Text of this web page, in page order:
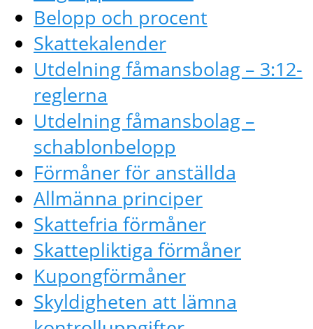
Belopp och procent
Skattekalender
Utdelning fåmansbolag – 3:12-
reglerna
Utdelning fåmansbolag –
schablonbelopp
Förmåner för anställda
Allmänna principer
Skattefria förmåner
Skattepliktiga förmåner
Kupongförmåner
Skyldigheten att lämna